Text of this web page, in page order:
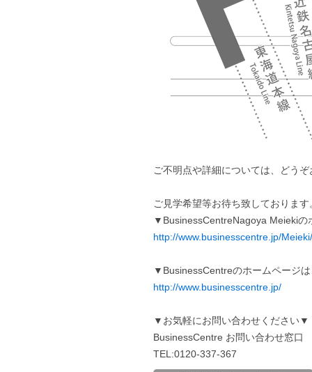
ご不明点や詳細については、どう
ご見学希望等お待ち致しております
▼BusinessCentreNagoya Meieki
http://www.businesscentre.jp/Meieki/
▼BusinessCentreのホームページ
http://www.businesscentre.jp/
▼お気軽にお問い合わせください▼
BusinessCentre お問い合わせ窓口
TEL:0120-337-367